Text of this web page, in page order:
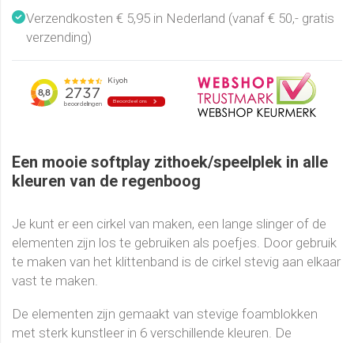
Verzendkosten € 5,95 in Nederland (vanaf € 50,- gratis
verzending)
Een mooie softplay zithoek/speelplek in alle
kleuren van de regenboog
Je kunt er een cirkel van maken, een lange slinger of de
elementen zijn los te gebruiken als poefjes. Door gebruik
te maken van het klittenband is de cirkel stevig aan elkaar
vast te maken.
De elementen zijn gemaakt van stevige foamblokken
met sterk kunstleer in 6 verschillende kleuren. De